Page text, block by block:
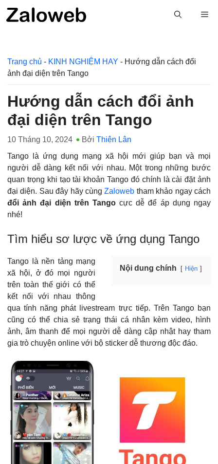
đến
Trang chủ - KINH NGHIỆM HAY - Hướng dẫn cách đổi
ảnh đại diện trên Tango
Hướng dẫn cách đổi ảnh
đại diện trên Tango
10 Tháng 10, 2024 Bởi Thiên Lân
Tango là ứng dụng mạng xã hội mới giúp bạn và mọi
người dễ dàng kết nối với nhau. Một trong những bước
quan trọng khi tạo tài khoản Tango đó chính là cài đặt ảnh
đại diện. Sau đây hãy cùngZaloweb tham khảo ngay cách
đổi ảnh đại diện trên Tangocực dễ để áp dụng ngay
nhé!
Tìm hiểu sơ lược về ứng dụng Tango
Nội dung chính Hiện
Tango là nền tảng mạng
xã hội, ở đó mọi người
trên toàn thế giới có thể
kết nối với nhau thông
qua tính năng phát livestream trực tiếp. Trên Tango bạn
cũng có thể chia sẻ trạng thái cá nhân kèm video, hình
ảnh, âm thanh để mọi người dễ dàng cập nhật hay tham
gia trò chuyện online với bộ sticker dễ thương độc đáo.